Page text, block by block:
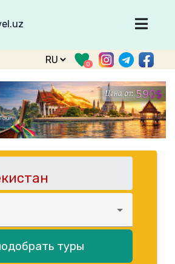
Главная
Направления
Туры
Тур. фирмы
Табло прилета
О проекте
0
туры